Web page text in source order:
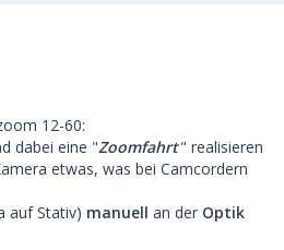
12-60:
dabei eine "Zoomfahrt" realisieren
etwas, was bei Camcordern
auf Stativ) manuell an der Optik